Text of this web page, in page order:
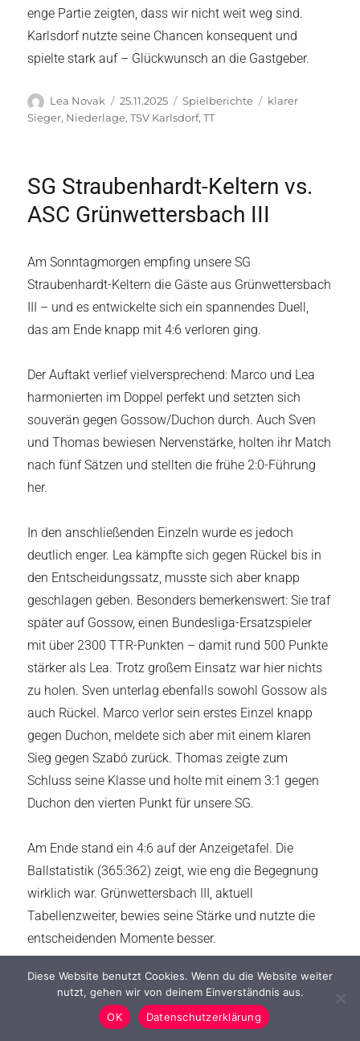
enge Partie zeigten, dass wir nicht weit weg sind.
Karlsdorf nutzte seine Chancen konsequent und
spielte stark auf – Glückwunsch an die Gastgeber.
Autor
Lea Novak
Veröffentlicht
am
25.11.2025 Kategorien
Spielberichte Schlagwörter
klarer
Sieger, Niederlage,TSV Karlsdorf,TT
SG Straubenhardt-Keltern vs.
ASC Grünwettersbach III
Am Sonntagmorgen empfing unsere SG
Straubenhardt-Keltern die Gäste aus Grünwettersbach
III – und es entwickelte sich ein spannendes Duell,
das am Ende knapp mit 4:6 verloren ging.
Der Auftakt verlief vielversprechend: Marco und Lea
harmonierten im Doppel perfekt und setzten sich
souverän gegen Gossow/Duchon durch. Auch Sven
und Thomas bewiesen Nervenstärke, holten ihr Match
nach fünf Sätzen und stellten die frühe 2:0-Führung
her.
In den anschließenden Einzeln wurde es jedoch
deutlich enger. Lea kämpfte sich gegen Rückel bis in
den Entscheidungssatz, musste sich aber knapp
geschlagen geben. Besonders bemerkenswert: Sie traf
später auf Gossow, einen Bundesliga-Ersatzspieler
mit über 2300 TTR-Punkten – damit rund 500 Punkte
stärker als Lea. Trotz großem Einsatz war hier nichts
zu holen. Sven unterlag ebenfalls sowohl Gossow als
auch Rückel. Marco verlor sein erstes Einzel knapp
gegen Duchon, meldete sich aber mit einem klaren
Sieg gegen Szabó zurück. Thomas zeigte zum
Schluss seine Klasse und holte mit einem 3:1 gegen
Duchon den vierten Punkt für unsere SG.
Am Ende stand ein 4:6 auf der Anzeigetafel. Die
Ballstatistik (365:362) zeigt, wie eng die Begegnung
wirklich war. Grünwettersbach III, aktuell
Tabellenzweiter, bewies seine Stärke und nutzte die
entscheidenden Momente besser.
Fazit:Ein spannendes Match, das bis zuletzt offen
war. Unsere SG hat mit Leidenschaft und Teamgeist
überzeugt – und beim nächsten Heimspiel wollen wir
Diese Website benutzt Cookies. Wenn du die Website weiter
nutzt, gehen wir von deinem Einverständnis aus.
OK
Datenschutzerklärung